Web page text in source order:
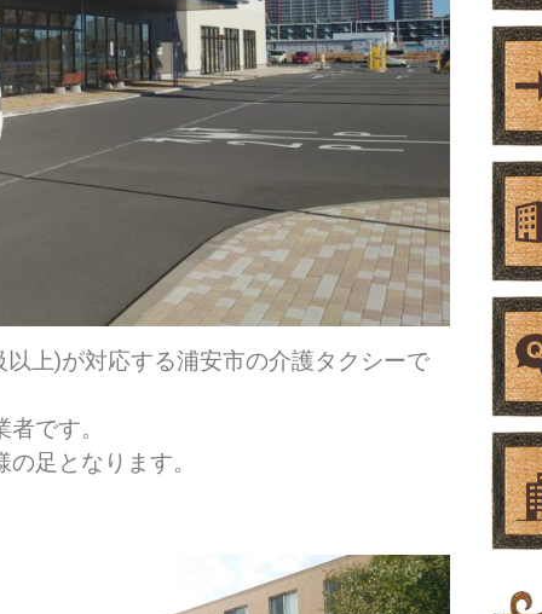
上)が対応する浦安市の介護タクシーで
です。
足となります。